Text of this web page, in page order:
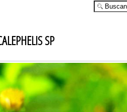
SP